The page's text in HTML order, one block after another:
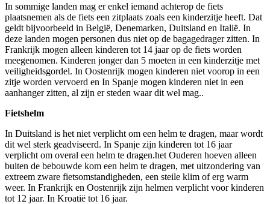
In sommige landen mag er enkel iemand achterop de fiets
plaatsnemen als de fiets een zitplaats zoals een kinderzitje heeft. Dat
geldt bijvoorbeeld in België, Denemarken, Duitsland en Italië. In
deze landen mogen personen dus niet op de bagagedrager zitten. In
Frankrijk mogen alleen kinderen tot 14 jaar op de fiets worden
meegenomen. Kinderen jonger dan 5 moeten in een kinderzitje met
veiligheidsgordel. In Oostenrijk mogen kinderen niet voorop in een
zitje worden vervoerd en In Spanje mogen kinderen niet in een
aanhanger zitten, al zijn er steden waar dit wel mag..
Fietshelm
In Duitsland is het niet verplicht om een helm te dragen, maar wordt
dit wel sterk geadviseerd. In Spanje zijn kinderen tot 16 jaar
verplicht om overal een helm te dragen.het Ouderen hoeven alleen
buiten de bebouwde kom een helm te dragen, met uitzondering van
extreem zware fietsomstandigheden, een steile klim of erg warm
weer. In Frankrijk en Oostenrijk zijn helmen verplicht voor kinderen
tot 12 jaar. In Kroatië tot 16 jaar.